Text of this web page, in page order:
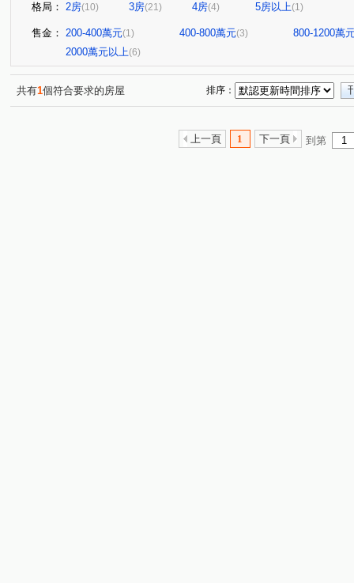
格局： 2房(10) 3房(21) 4房(4) 5房以上(1)
售金： 200-400萬元(1) 400-800萬元(3)
800-1200萬
2000萬元以上(6)
共有1個符合要求的房屋 排序：
上一頁 1 下一頁 到第